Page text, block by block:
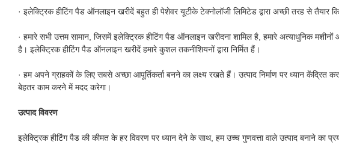
· इलेक्ट्रिक हीटिंग पैड ऑनलाइन खरीदें बहुत ही पेशेवर यूटीके टेक्नोलॉजी लिमिटेड द्वारा अच्छी तरह से तैयार
· हमारे सभी उत्तम सामान, जिसमें इलेक्ट्रिक हीटिंग पैड ऑनलाइन खरीदना शामिल है, हमारे अत्याधुनिक
है। इलेक्ट्रिक हीटिंग पैड ऑनलाइन खरीदें हमारे कुशल तकनीशियनों द्वारा निर्मित हैं।
· हम अपने ग्राहकों के लिए सबसे अच्छा आपूर्तिकर्ता बनने का लक्ष्य रखते हैं। उत्पाद निर्माण पर ध्यान
बेहतर काम करने में मदद करेगा।
उत्पाद विवरण
इलेक्ट्रिक हीटिंग पैड की कीमत के हर विवरण पर ध्यान देने के साथ, हम उच्च गुणवत्ता वाले उत्पाद बनाने का